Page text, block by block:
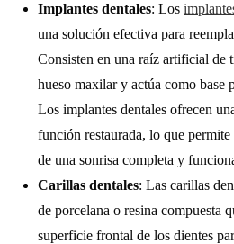
Implantes dentales: Los
una solución efectiva para
Consisten en una raíz artificial de
hueso maxilar y actúa como base
Los implantes dentales ofrecen
función restaurada, lo que
de una sonrisa completa y
Carillas dentales: Las carillas
de porcelana o resina compuesta
superficie frontal de los dientes